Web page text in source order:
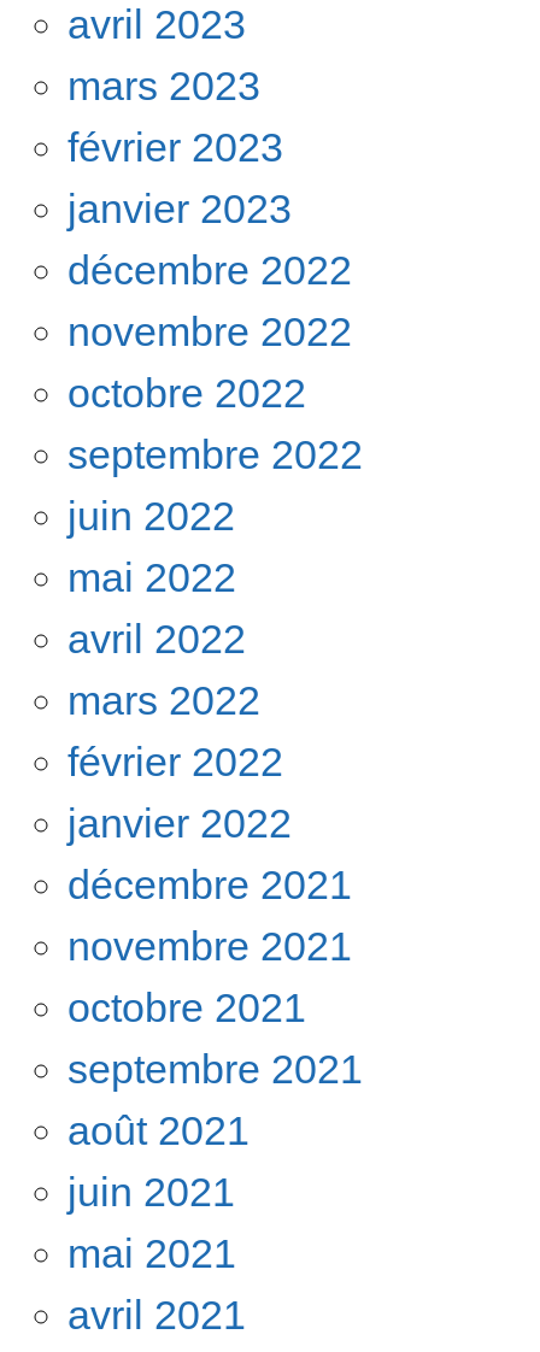
avril 2023
mars 2023
février 2023
janvier 2023
décembre 2022
novembre 2022
octobre 2022
septembre 2022
juin 2022
mai 2022
avril 2022
mars 2022
février 2022
janvier 2022
décembre 2021
novembre 2021
octobre 2021
septembre 2021
août 2021
juin 2021
mai 2021
avril 2021